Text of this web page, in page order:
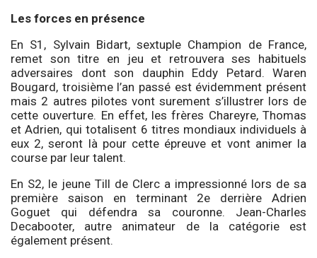
Les forces en présence
En S1, Sylvain Bidart, sextuple Champion de France,
remet son titre en jeu et retrouvera ses habituels
adversaires dont son dauphin Eddy Petard. Waren
Bougard, troisième l’an passé est évidemment présent
mais 2 autres pilotes vont surement s’illustrer lors de
cette ouverture. En effet, les frères Chareyre, Thomas
et Adrien, qui totalisent 6 titres mondiaux individuels à
eux 2, seront là pour cette épreuve et vont animer la
course par leur talent.
En S2, le jeune Till de Clerc a impressionné lors de sa
première saison en terminant 2e derrière Adrien
Goguet qui défendra sa couronne. Jean-Charles
Decabooter, autre animateur de la catégorie est
également présent.